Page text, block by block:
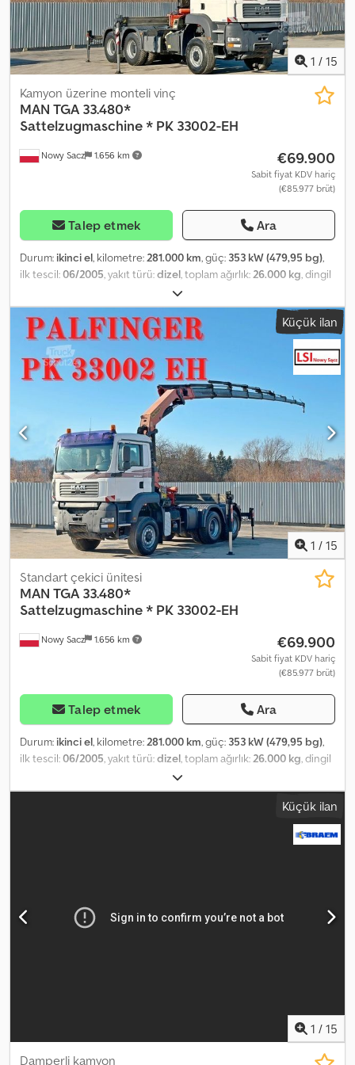
için bizi ziyaret edin. 20.000 m² depoya ve tamamen donatılmış
atölyeye sahip 130.000 m²'lik bir alanda sizi ağırlamaktan mutluluk
duyarız. Videomuzu izleyin.
1 / 15
Nowy Sacz 1.656 km
Kamyon üzerine monteli vinç
MAN TGA 33.480*
Sattelzugmaschine * PK 33002-EH
€69.900
Sabit fiyat KDV hariç
(€85.977 brüt)
Talep etmek Ara
Durum: ikinci el, kilometre:281.000 km, güç: 353 kW (479,95 bg),
ilk tescil:06/2005, yakıt türü:dizel, toplam ağırlık:26.000 kg, dingil
beyaz
yılı:2005, Donanım:ABS, park ısıtıcısı, vinç, MAN TGA 33.480
ÇEKİCİ + VİNÇ + UZAKTAN KUMANDA / 6x6 İthal / KAZASIZ İYİ
DURUMDA! • ÜRETİM YILI: 2005 • KİLOMETRE: 281.000 km DONANIM:
• ABS • ASR • HİDROLİK DİREKSİYON • ELEKTRİKLİ CAMLAR •
ELEKTRİKLİ AYNA • MOTOR FRENİ • TAKOGRAF • KLİMA TOPLAM
AĞIRLIK: 26.000 kg AKS MESAFESİ: 360/139 cm LASTİK EBATI: ÖN:
385/65R22,5 ARKA: 315/80R22,5 SÜSPANSİYON: YAYLI VİNÇ:
PALFINGER PK 33002 - EH + UZAKTAN KUMANDA TEL: • KUBA -
POLONYA, İNGİLİZCE, ALMANCA, İTALYANCA • SEBASTIAN -
POLONYA, ALMANCA, İTALYANCA, RUSÇA • LASZLO - MACARCA •
COSTEL - ROMENCE (Romence: Tüm ihracat işlemlerini, plaka
dahil, biz yapıyoruz) • RADEK - ÇEKÇE Cedpsx H Ht Rsfx Acmorf Ref.
no: 7097
Küçük ilan
1 / 15
Nowy Sacz 1.656 km
Standart çekici ünitesi
MAN TGA 33.480*
Sattelzugmaschine * PK 33002-EH
€69.900
Sabit fiyat KDV hariç
(€85.977 brüt)
Talep etmek Ara
Durum: ikinci el, kilometre:281.000 km, güç: 353 kW (479,95 bg),
ilk tescil:06/2005, yakıt türü:dizel, toplam ağırlık:26.000 kg, dingil
beyaz
yılı:2005, Donanım:elektronik denge programı (ESP), klima, vinç,
MAN TGA 33.480 ÇEKİCİ + VİNÇ + UZAKTAN KUMANDA / 6x6 İthal /
HASARSIZ Cjdpfx Aex H Ht Dscmjrf İYİ DURUMDA! ? ÜRETİM YILI:
2005 ? KILOMETRE: 281.000 km DONANIM: ? ABS ? ASR ? HİDROLİK
ARKA: 315/80R22,5 SÜSPANSİYON: YAYLI VİNÇ: PALFINGER PK
33002 - EH + UZAKTAN KUMANDA TEL: KUBA - POLONYA,
Küçük ilan
1 / 15
Damperli kamyon